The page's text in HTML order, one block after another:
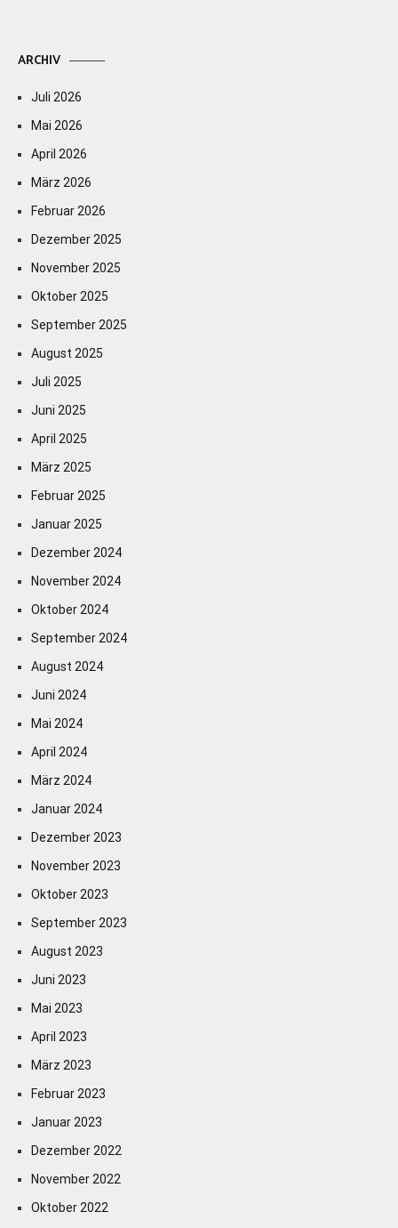
ARCHIV
Juli 2026
Mai 2026
April 2026
März 2026
Februar 2026
Dezember 2025
November 2025
Oktober 2025
September 2025
August 2025
Juli 2025
Juni 2025
April 2025
März 2025
Februar 2025
Januar 2025
Dezember 2024
November 2024
Oktober 2024
September 2024
August 2024
Juni 2024
Mai 2024
April 2024
März 2024
Januar 2024
Dezember 2023
November 2023
Oktober 2023
September 2023
August 2023
Juni 2023
Mai 2023
April 2023
März 2023
Februar 2023
Januar 2023
Dezember 2022
November 2022
Oktober 2022